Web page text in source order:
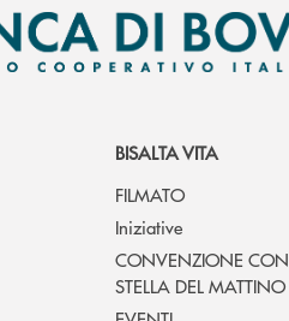
BISALTA VITA
FILMATO
Iniziative
CONVENZIONE CON
STELLA DEL MATTINO